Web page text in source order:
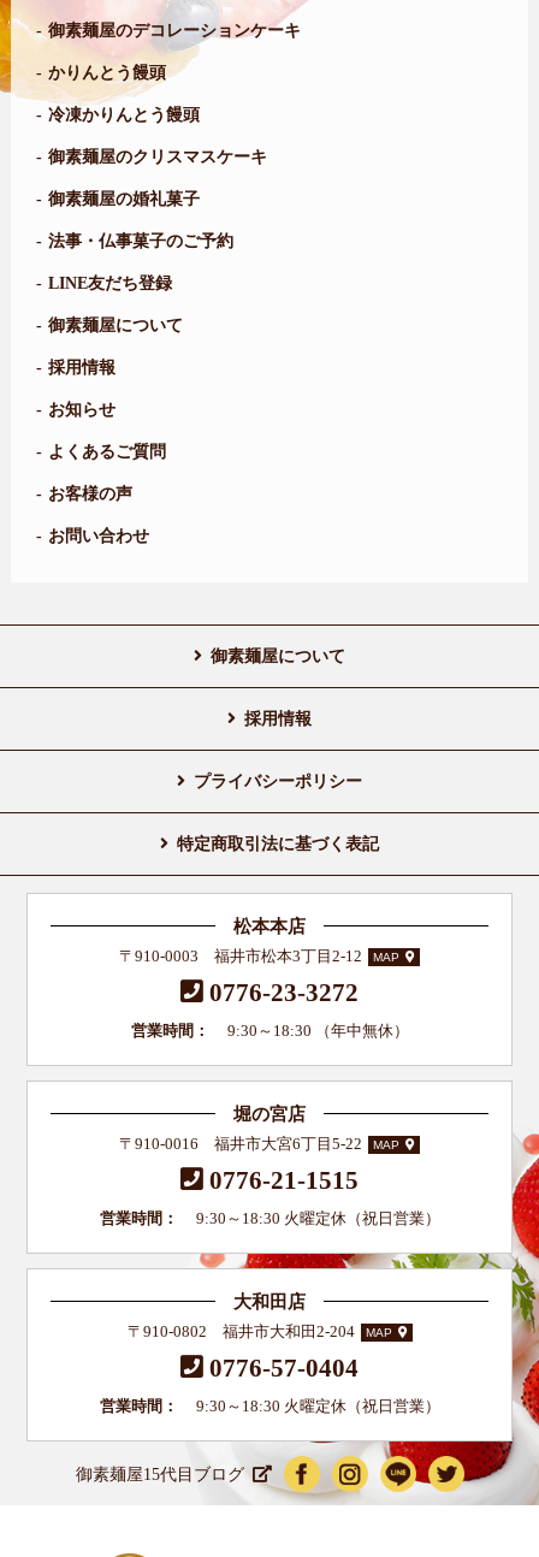
御素麺屋のデコレーションケーキ
かりんとう饅頭
冷凍かりんとう饅頭
御素麺屋のクリスマスケーキ
御素麺屋の婚礼菓子
法事・仏事菓子のご予約
LINE友だち登録
御素麺屋について
採用情報
お知らせ
よくあるご質問
お客様の声
お問い合わせ
御素麺屋について
採用情報
プライバシーポリシー
特定商取引法に基づく表記
松本本店
〒910-0003 福井市松本3丁目2-12 MAP
0776-23-3272
営業時間： 9:30～18:30 （年中無休）
堀の宮店
〒910-0016 福井市大宮6丁目5-22 MAP
0776-21-1515
営業時間： 9:30～18:30 火曜定休（祝日営業）
大和田店
〒910-0802 福井市大和田2-204 MAP
0776-57-0404
営業時間： 9:30～18:30 火曜定休（祝日営業）
御素麺屋15代目ブログ